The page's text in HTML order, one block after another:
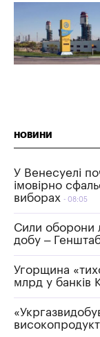
НОВИНИ
У Венесуелі
імовірно
виборах
08:05
Сили оборони
добу –
Угорщина
млрд у банків